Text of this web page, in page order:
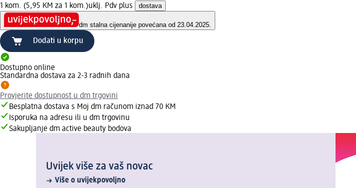
1 kom. (5,95 KM za 1 kom.)uklj. Pdv plus dostava
dm stalna cijenanije povećana od 23.04.2025.
Dodati u korpu
Dostupno online
Standardna dostava za 2-3 radnih dana
Provjerite dostupnost u dm trgovini
Besplatna dostava s Moj dm računom iznad 70 KM
Isporuka na adresu ili u dm trgovinu
Sakupljanje dm active beauty bodova
Uvijek više za vaš novac
Više o uvijekpovoljno